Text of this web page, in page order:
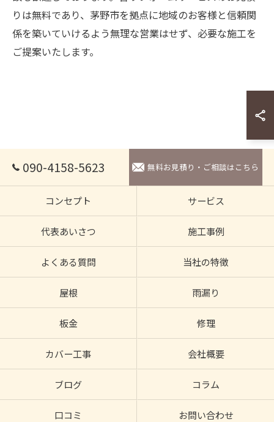
りは無料であり、茅野市を拠点に地域のお客様と信頼関
係を築いていけるよう無理な営業はせず、必要な施工を
ご提案いたします。
090-4158-5623 無料お見積り・ご相談はこちら
コンセプト サービス
代表あいさつ 施工事例
よくある質問 当社の特徴
屋根 雨漏り
板金 修理
カバー工事 会社概要
ブログ コラム
口コミ お問い合わせ